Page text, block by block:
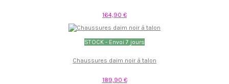
164,90 €
STOCK - Envoi 7 jours
Chaussures daim noir à talon
189,90 €